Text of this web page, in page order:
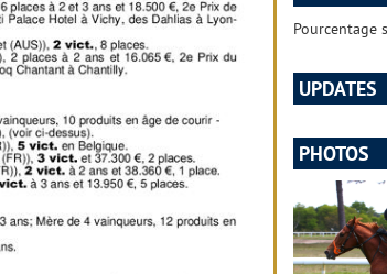
Pourcentage
UPDATES
PHOTOS